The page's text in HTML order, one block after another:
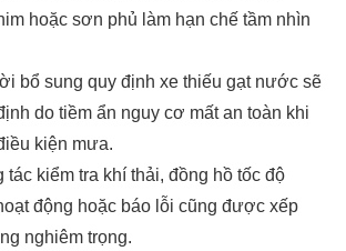
hoặc sơn phủ làm hạn chế tầm nhìn
bổ sung quy định xe thiếu gạt nước sẽ
do tiềm ẩn nguy cơ mất an toàn khi
kiện mưa.
kiểm tra khí thải, đồng hồ tốc độ
động hoặc báo lỗi cũng được xếp
nghiêm trọng.